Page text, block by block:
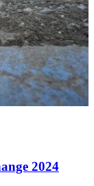
2024